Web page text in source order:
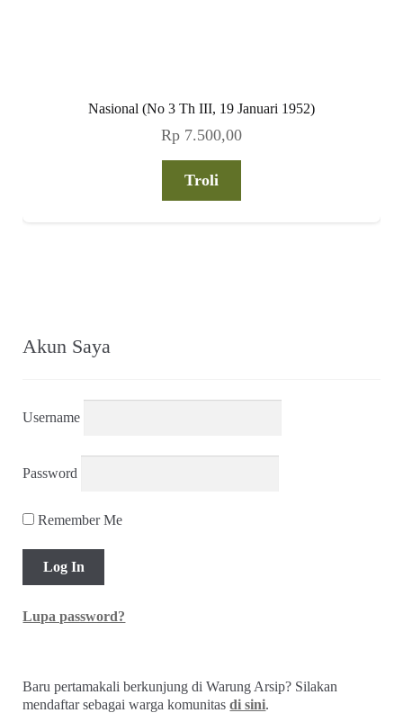
Nasional (No 3 Th III, 19 Januari 1952)
Rp 7.500,00
Troli
Akun Saya
Username
Password
Remember Me
Lupa password?
Baru pertamakali berkunjung di Warung Arsip? Silakan
mendaftar sebagai warga komunitasdi sini.